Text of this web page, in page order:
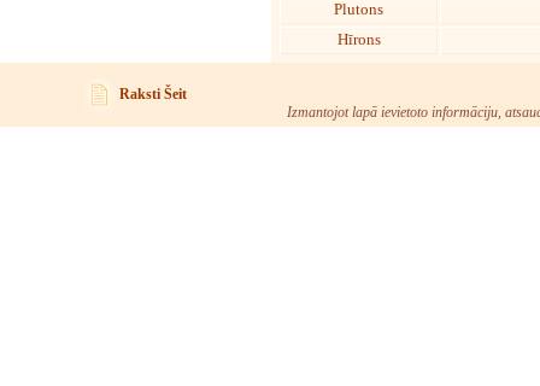
Plutons
Hīrons
Raksti Šeit
Izmantojot lapā ievietoto informāciju,